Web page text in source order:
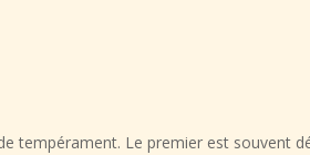
tempérament. Le premier est souvent